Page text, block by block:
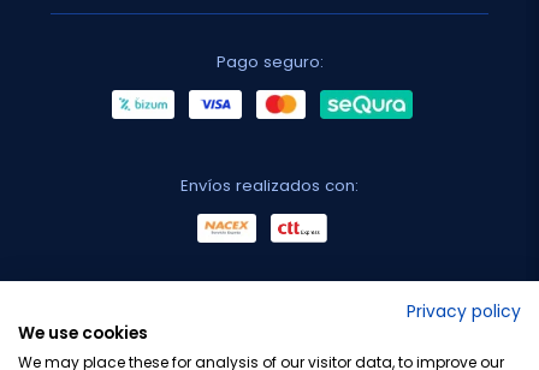
Pago seguro:
Envíos realizados con:
Privacy policy
We use cookies
We may place these for analysis of our visitor data, to improve our